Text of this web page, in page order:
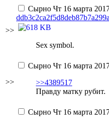
>>
Сырно Чт 16 марта
Sex symbol.
>>
Сырно Чт 16 марта
>>4389517
Правду матку рубит.
Сырно Чт 16 марта